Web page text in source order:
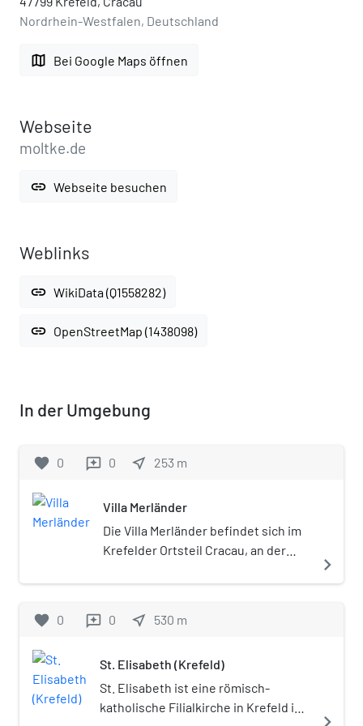
Nordrhein-Westfalen, Deutschland
map Bei Google Maps öffnen
Webseite
moltke.de
link Webseite besuchen
Weblinks
link WikiData (Q1558282)
link OpenStreetMap (1438098)
In der Umgebung
favorite 0 reviews 0 near_me 253 m
Villa Merländer
Die Villa Merländer befindet sich im
Krefelder Ortsteil Cracau, an der
navigate_next
favorite 0 reviews 0 near_me 530 m
St. Elisabeth (Krefeld)
St. Elisabeth ist eine römisch-
katholische Filialkirche in Krefeld in